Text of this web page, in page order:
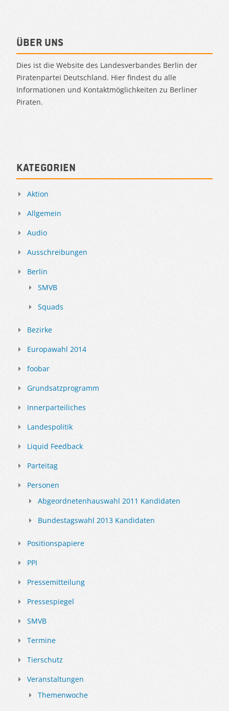
Über uns
Dies ist die Website des Landesverbandes Berlin der
Piratenpartei Deutschland. Hier findest du alle
Informationen und Kontaktmöglichkeiten zu Berliner
Piraten.
Kategorien
Aktion
Allgemein
Audio
Ausschreibungen
Berlin
SMVB
Squads
Bezirke
Europawahl 2014
foobar
Grundsatzprogramm
Innerparteiliches
Landespolitik
Liquid Feedback
Parteitag
Personen
Abgeordnetenhauswahl 2011 Kandidaten
Bundestagswahl 2013 Kandidaten
Positionspapiere
PPI
Pressemitteilung
Pressespiegel
SMVB
Termine
Tierschutz
Veranstaltungen
Themenwoche